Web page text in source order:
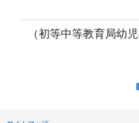
（初等中等教育局幼児